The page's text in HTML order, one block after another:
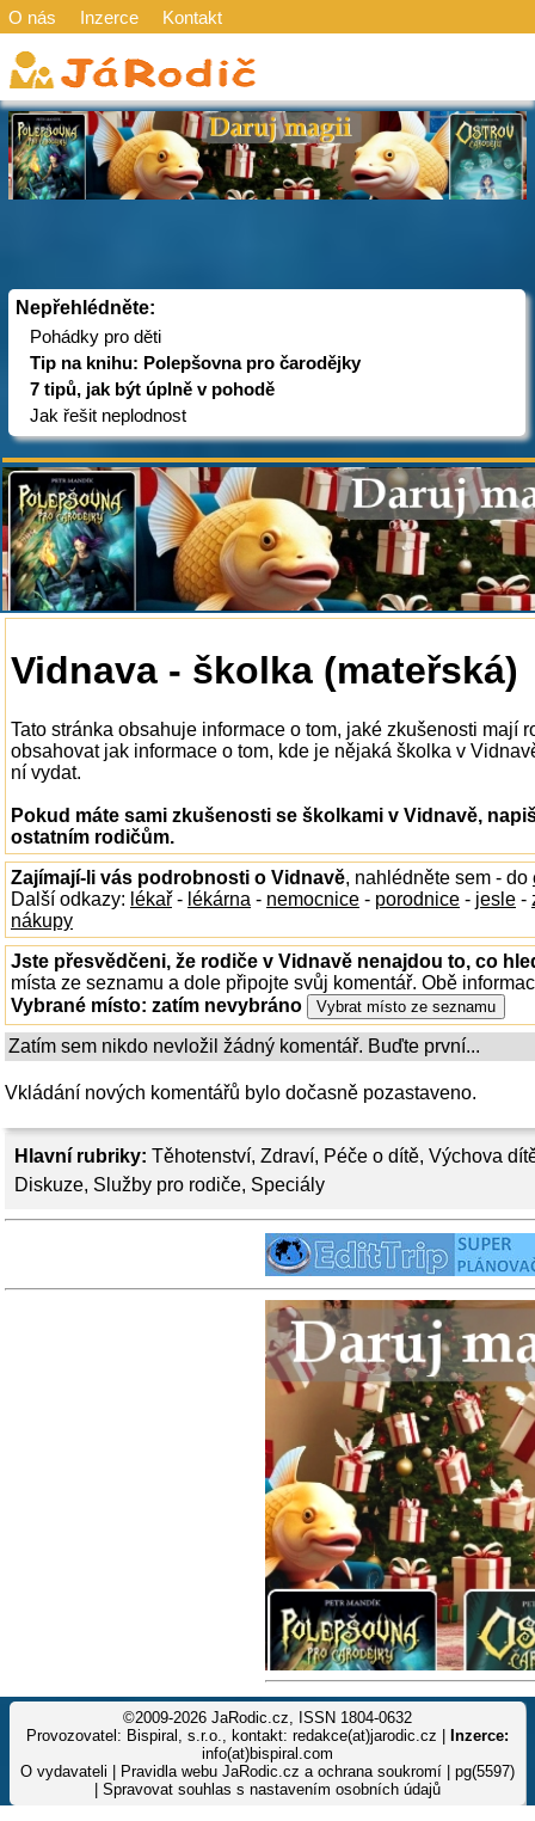
O nás Inzerce Kontakt
Nepřehlédněte:
Pohádky pro děti
Tip na knihu: Polepšovna pro čarodějky
7 tipů, jak být úplně v pohodě
Jak řešit neplodnost
Hlavní rubriky: Těhotenství, Zdraví, Péče o dítě, Výchova
Diskuze, Služby pro rodiče, Speciály
Vidnava - školka (mateřská)
Tato stránka obsahuje informace o tom, jaké zkušenosti mají
obsahovat jak informace o tom, kde je nějaká školka v
ní vydat.
Pokud máte sami zkušenosti se školkami v Vidnavě,
ostatním rodičům.
Zajímají-li vás podrobnosti o Vidnavě, nahlédněte sem - do
Další odkazy: lékař - lékárna - nemocnice - porodnice - jesle -
nákupy
Jste přesvědčeni, že rodiče v Vidnavě nenajdou to, co
místa ze seznamu a dole připojte svůj komentář. Obě
Vybrané místo: zatím nevybráno
Zatím sem nikdo nevložil žádný komentář. Buďte první...
Vkládání nových komentářů bylo dočasně pozastaveno.
©2009-2026 JaRodic.cz, ISSN 1804-0632
Provozovatel: Bispiral, s.r.o., kontakt: redakce(at)jarodic.cz |
Inzerce:
info(at)bispiral.com
O vydavateli
Pravidla webu JaRodic.cz a ochrana soukromí | pg(5597)
Spravovat souhlas s nastavením osobních údajů